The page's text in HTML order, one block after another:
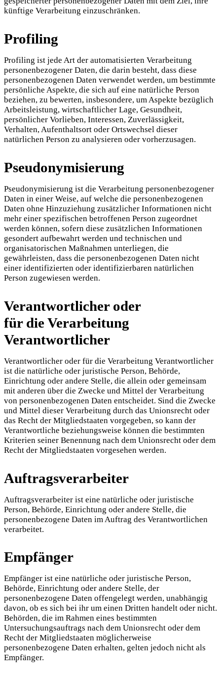
künftige Verarbeitung einzuschränken.
Profiling
Profiling ist jede Art der automatisierten Verarbeitung
personenbezogener Daten, die darin besteht, dass diese
personenbezogenen Daten verwendet werden, um bestimmte
persönliche Aspekte, die sich auf eine natürliche Person
beziehen, zu bewerten, insbesondere, um Aspekte bezüglich
Arbeitsleistung, wirtschaftlicher Lage, Gesundheit,
persönlicher Vorlieben, Interessen, Zuverlässigkeit,
Verhalten, Aufenthaltsort oder Ortswechsel dieser
natürlichen Person zu analysieren oder vorherzusagen.
Pseudonymisierung
Pseudonymisierung ist die Verarbeitung personenbezogener
Daten in einer Weise, auf welche die personenbezogenen
Daten ohne Hinzuziehung zusätzlicher Informationen nicht
mehr einer spezifischen betroffenen Person zugeordnet
werden können, sofern diese zusätzlichen Informationen
gesondert aufbewahrt werden und technischen und
organisatorischen Maßnahmen unterliegen, die
gewährleisten, dass die personenbezogenen Daten nicht
einer identifizierten oder identifizierbaren natürlichen
Person zugewiesen werden.
Verantwortlicher oder
für die Verarbeitung
Verantwortlicher
Verantwortlicher oder für die Verarbeitung Verantwortlicher
ist die natürliche oder juristische Person, Behörde,
Einrichtung oder andere Stelle, die allein oder gemeinsam
mit anderen über die Zwecke und Mittel der Verarbeitung
von personenbezogenen Daten entscheidet. Sind die Zwecke
und Mittel dieser Verarbeitung durch das Unionsrecht oder
das Recht der Mitgliedstaaten vorgegeben, so kann der
Verantwortliche beziehungsweise können die bestimmten
Kriterien seiner Benennung nach dem Unionsrecht oder dem
Recht der Mitgliedstaaten vorgesehen werden.
Auftragsverarbeiter
Auftragsverarbeiter ist eine natürliche oder juristische
Person, Behörde, Einrichtung oder andere Stelle, die
personenbezogene Daten im Auftrag des Verantwortlichen
verarbeitet.
Empfänger
Empfänger ist eine natürliche oder juristische Person,
Behörde, Einrichtung oder andere Stelle, der
personenbezogene Daten offengelegt werden, unabhängig
davon, ob es sich bei ihr um einen Dritten handelt oder nicht.
Behörden, die im Rahmen eines bestimmten
Untersuchungsauftrags nach dem Unionsrecht oder dem
Recht der Mitgliedstaaten möglicherweise
personenbezogene Daten erhalten, gelten jedoch nicht als
Empfänger.